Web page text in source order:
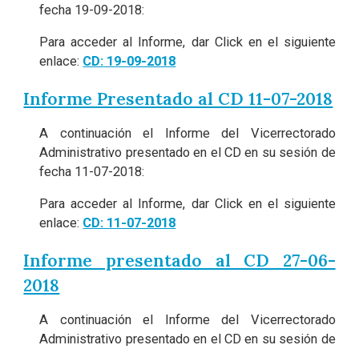
fecha 19-09-2018:
Para acceder al Informe, dar Click en el siguiente
enlace: CD: 19-09-2018
Informe Presentado al CD 11-07-2018
A continuación el Informe del Vicerrectorado
Administrativo presentado en el CD en su sesión de
fecha 11-07-2018:
Para acceder al Informe, dar Click en el siguiente
enlace: CD: 11-07-2018
Informe presentado al CD 27-06-
2018
A continuación el Informe del Vicerrectorado
Administrativo presentado en el CD en su sesión de